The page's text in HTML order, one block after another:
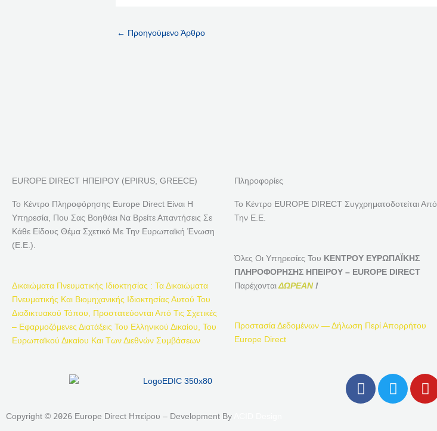
← Προηγούμενο Άρθρο
EUROPE DIRECT ΗΠΕΙΡΟΥ (EPIRUS, GREECE)
Το Κέντρο Πληροφόρησης Europe Direct Είναι Η
Υπηρεσία, Που Σας Βοηθάει Να Βρείτε Απαντήσεις Σε
Κάθε Είδους Θέμα Σχετικό Με Την Ευρωπαϊκή Ένωση
(Ε.Ε.).
Δικαιώματα Πνευματικής Ιδιοκτησίας : Τα Δικαιώματα
Πνευματικής Και Βιομηχανικής Ιδιοκτησίας Αυτού Του
Διαδικτυακού Τόπου, Προστατεύονται Από Τις Σχετικές
– Εφαρμοζόμενες Διατάξεις Του Ελληνικού Δικαίου, Του
Ευρωπαϊκού Δικαίου Και Των Διεθνών Συμβάσεων
Πληροφορίες
Το Κέντρο EUROPE DIRECT Συγχρηματοδοτείται Από
Την Ε.Ε.
Όλες Οι Υπηρεσίες Του ΚΕΝΤΡΟΥ ΕΥΡΩΠΑΪΚΗΣ
ΠΛΗΡΟΦΟΡΗΣΗΣ ΗΠΕΙΡΟΥ – EUROPE DIRECT
Παρέχονται ΔΩΡΕΑΝ!
Προστασία Δεδομένων — Δήλωση Περί Απορρήτου
Europe Direct
F
A
T
W
Y
O
Copyright © 2026 Europe Direct Ηπείρου – Development By